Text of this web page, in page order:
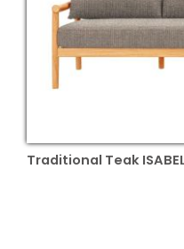
Traditional Teak